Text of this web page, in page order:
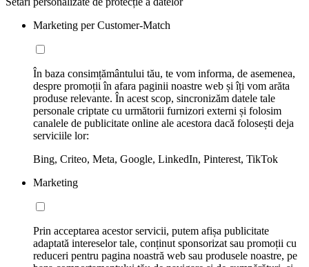
Marketing per Customer-Match
În baza consimțământului tău, te vom informa, de asemenea,
despre promoții în afara paginii noastre web și îți vom arăta
produse relevante. În acest scop, sincronizăm datele tale
personale criptate cu următorii furnizori externi și folosim
canalele de publicitate online ale acestora dacă folosești deja
serviciile lor:
Bing, Criteo, Meta, Google, LinkedIn, Pinterest, TikTok
Marketing
Prin acceptarea acestor servicii, putem afișa publicitate
adaptată intereselor tale, conținut sponsorizat sau promoții cu
reduceri pentru pagina noastră web sau produsele noastre, pe